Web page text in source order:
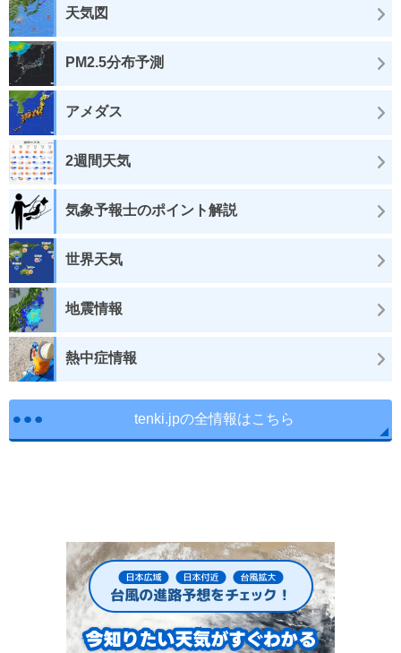
天気図
PM2.5分布予測
アメダス
2週間天気
気象予報士のポイント解説
世界天気
地震情報
熱中症情報
tenki.jpの全情報はこちら